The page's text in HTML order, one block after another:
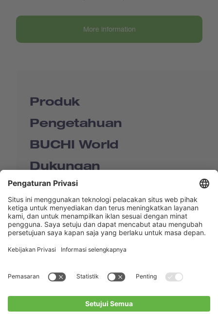
More information
Produk
Pengetahuan
BUCHI World
Dukungan
Shop
Contact us
BUCHI Worldwide